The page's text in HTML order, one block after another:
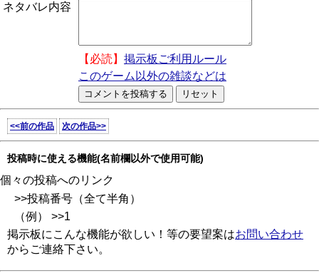
ネタバレ内容
【必読】 掲示板ご利用ルール
このゲーム以外の雑談などは
<<前の作品 次の作品>>
投稿時に使える機能(名前欄以外で使用可能)
個々の投稿へのリンク
>>投稿番号（全て半角）
（例） >>1
掲示板にこんな機能が欲しい！等の要望案はお問い合わせ
からご連絡下さい。